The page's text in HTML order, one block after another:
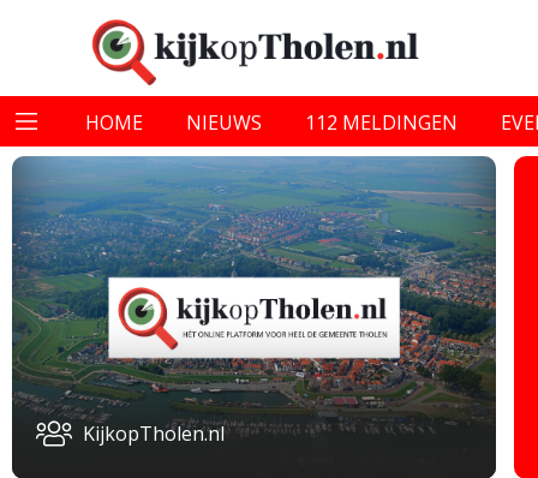
HOME NIEUWS 112 MELDINGEN
KijkopTholen.nl